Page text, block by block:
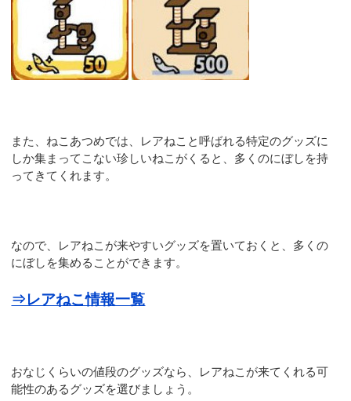
また、ねこあつめでは、レアねこと呼ばれる特定のグッズに
しか集まってこない珍しいねこがくると、多くのにぼしを持
ってきてくれます。
なので、レアねこが来やすいグッズを置いておくと、多くの
にぼしを集めることができます。
⇒レアねこ情報一覧
おなじくらいの値段のグッズなら、レアねこが来てくれる可
能性のあるグッズを選びましょう。